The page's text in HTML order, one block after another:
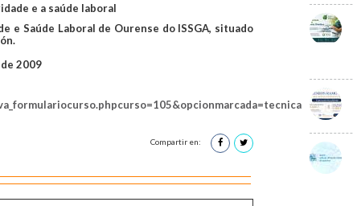
e a saúde laboral
e Saúde Laboral de Ourense do ISSGA, situado
de 2009
Compartir en: